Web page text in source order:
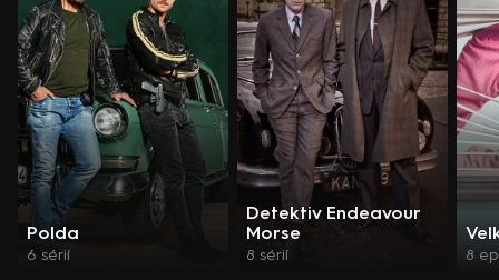
Polda
6 sérií
Detektiv Endeavour
Morse
8 sérií 8